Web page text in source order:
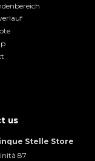
us
Stelle Store
87